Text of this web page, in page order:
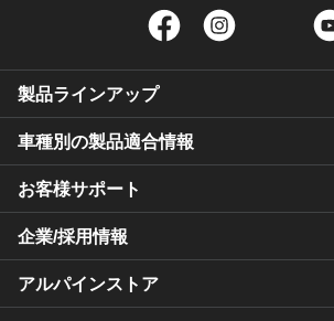
Facebook Twitter
製品ラインアップ
車種別の製品適合情報
お客様サポート
企業/採用情報
アルパインストア